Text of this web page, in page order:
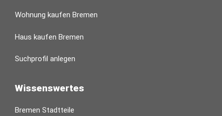
Wohnung kaufen Bremen
Haus kaufen Bremen
Suchprofil anlegen
Wissenswertes
Bremen Stadtteile